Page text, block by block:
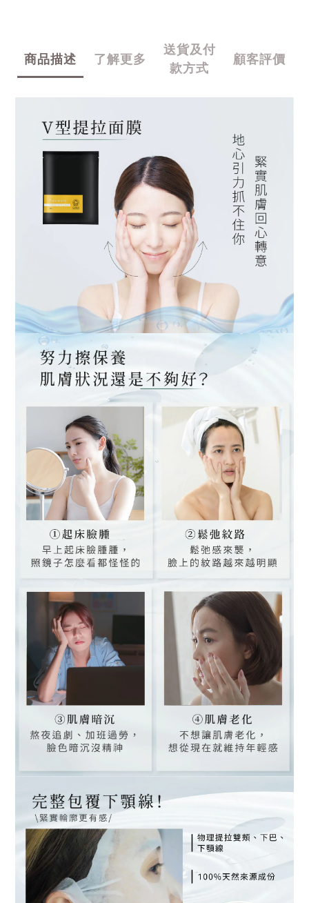
商品描述 了解更多
送貨及付
款方式
顧客評價